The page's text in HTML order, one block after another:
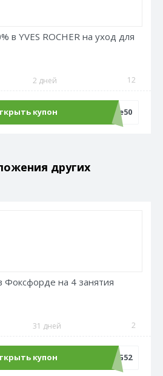
в YVES ROCHER на уход для
2 дней 12
купон Sale50
других
Фоксфорде на 4 занятия
31 дней 2
купон LANG52